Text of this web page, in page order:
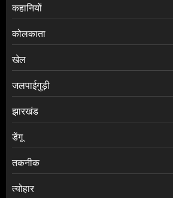
कहानियों
कोलकाता
खेल
जलपाईगुड़ी
झारखंड
डेंगू
तकनीक
त्योहार